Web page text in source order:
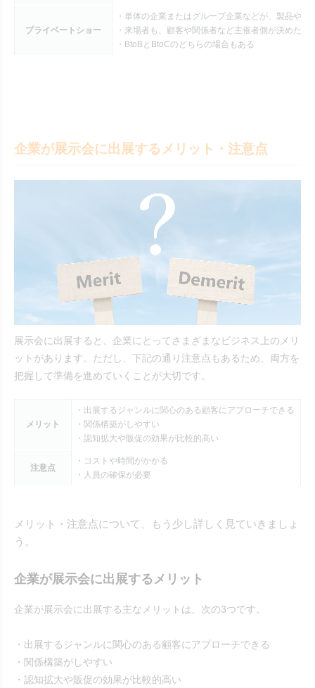
プライベートショー
・単体の企業またはグループ企業などが、製品や
・来場者も、顧客や関係者など主催者側が決めた範
・BtoBとBtoCのどちらの場合もある
企業が展示会に出展するメリット・注意点
展示会に出展すると、企業にとってさまざまなビジネス上のメリ
ットがあります。ただし、下記の通り注意点もあるため、両方を
把握して準備を進めていくことが大切です。
メリット
・出展するジャンルに関心のある顧客にアプローチできる
・関係構築がしやすい
・認知拡大や販促の効果が比較的高い
注意点
・コストや時間がかかる
・人員の確保が必要
メリット・注意点について、もう少し詳しく見ていきましょ
う。
企業が展示会に出展するメリット
企業が展示会に出展する主なメリットは、次の3つです。
・出展するジャンルに関心のある顧客にアプローチできる
・関係構築がしやすい
・認知拡大や販促の効果が比較的高い